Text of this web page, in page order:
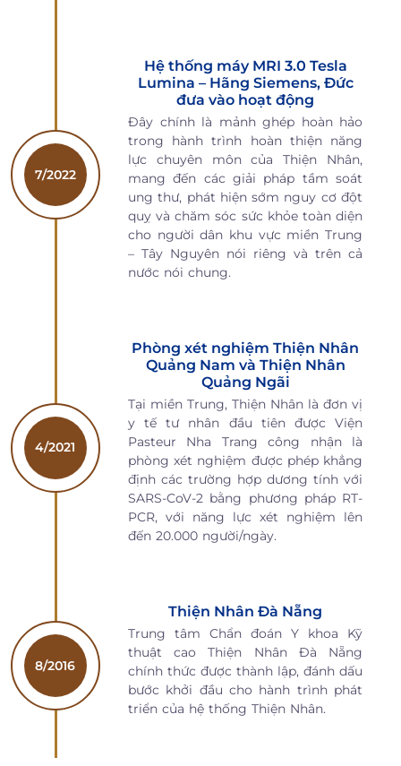
7/2022
Hệ thống máy MRI 3.0 Tesla
Lumina – Hãng Siemens, Đức
đưa vào hoạt động
Đây chính là mảnh ghép hoàn hảo
trong hành trình hoàn thiện năng
lực chuyên môn của Thiện Nhân,
mang đến các giải pháp tầm soát
ung thư, phát hiện sớm nguy cơ đột
quỵ và chăm sóc sức khỏe toàn diện
cho người dân khu vực miền Trung
– Tây Nguyên nói riêng và trên cả
nước nói chung.
4/2021
Phòng xét nghiệm Thiện Nhân
Quảng Nam và Thiện Nhân
Quảng Ngãi
Tại miền Trung, Thiện Nhân là đơn vị
y tế tư nhân đầu tiên được Viện
Pasteur Nha Trang công nhận là
phòng xét nghiệm được phép khẳng
định các trường hợp dương tính với
SARS-CoV-2 bằng phương pháp RT-
PCR, với năng lực xét nghiệm lên
đến 20.000 người/ngày.
8/2016
Thiện Nhân Đà Nẵng
Trung tâm Chẩn đoán Y khoa Kỹ
thuật cao Thiện Nhân Đà Nẵng
chính thức được thành lập, đánh dấu
bước khởi đầu cho hành trình phát
triển của hệ thống Thiện Nhân.